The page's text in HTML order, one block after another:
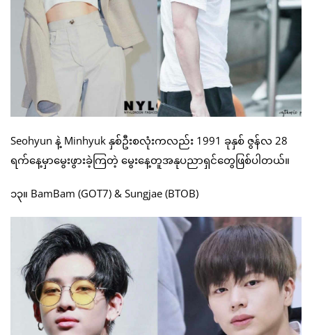
Seohyun နဲ့ Minhyuk နှစ်ဦးစလုံးကလည်း 1991 ခုနှစ် ဇွန်လ 28
ရက်နေ့မှာမွေးဖွားခဲ့ကြတဲ့ မွေးနေ့တူအနုပညာရှင်တွေဖြစ်ပါတယ်။
၁၃။ BamBam (GOT7) & Sungjae (BTOB)